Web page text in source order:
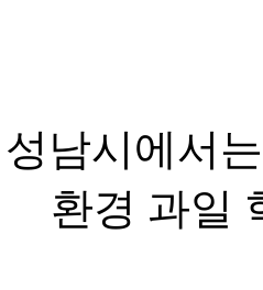
성남시에서
환경 과일